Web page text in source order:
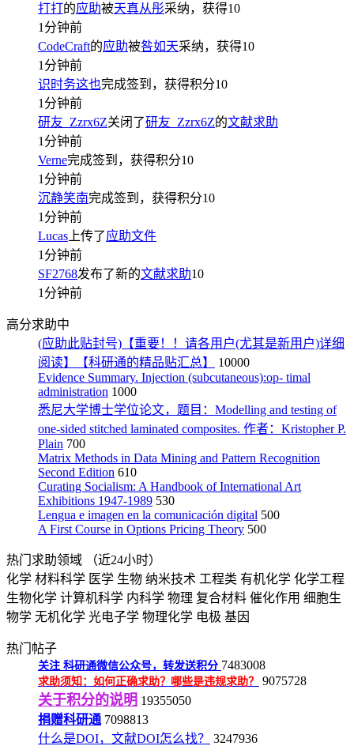
打打的应助被天真从彤采纳，获得10
1分钟前
CodeCraft的应助被咎如天采纳，获得10
1分钟前
识时务这也完成签到，获得积分10
1分钟前
研友_Zzrx6Z关闭了研友_Zzrx6Z的文献求助
1分钟前
Verne完成签到，获得积分10
1分钟前
沉静笑南完成签到，获得积分10
1分钟前
Lucas 上传了应助文件
1分钟前
SF2768发布了新的文献求助10
1分钟前
高分求助中
(应助此贴封号)【重要！！请各用户(尤其是新用户)详细
阅读】【科研通的精品贴汇总】
10000
Evidence Summary. Injection (subcutaneous):op- timal
administration 1000
悉尼大学博士学位论文，题目：Modelling and testing of
one-sided stitched laminated composites. 作者：Kristopher P.
Plain 700
Matrix Methods in Data Mining and Pattern Recognition
Second Edition 610
Curating Socialism: A Handbook of International Art
Exhibitions 1947-1989 530
Lengua e imagen en la comunicación digital 500
A First Course in Options Pricing Theory 500
热门求助领域
（近24小时）
化学 材料科学 医学 生物 纳米技术 工程类 有机化学 化学工程
生物化学 计算机科学 内科学 物理 复合材料 催化作用 细胞生
物学 无机化学 光电子学 物理化学 电极 基因
热门帖子
关注 科研通微信公众号，转发送积分 7483008
求助须知：如何正确求助？哪些是违规求助？ 9075728
关于积分的说明 19355050
捐赠科研通 7098813
什么是DOI，文献DOI怎么找？
3247936